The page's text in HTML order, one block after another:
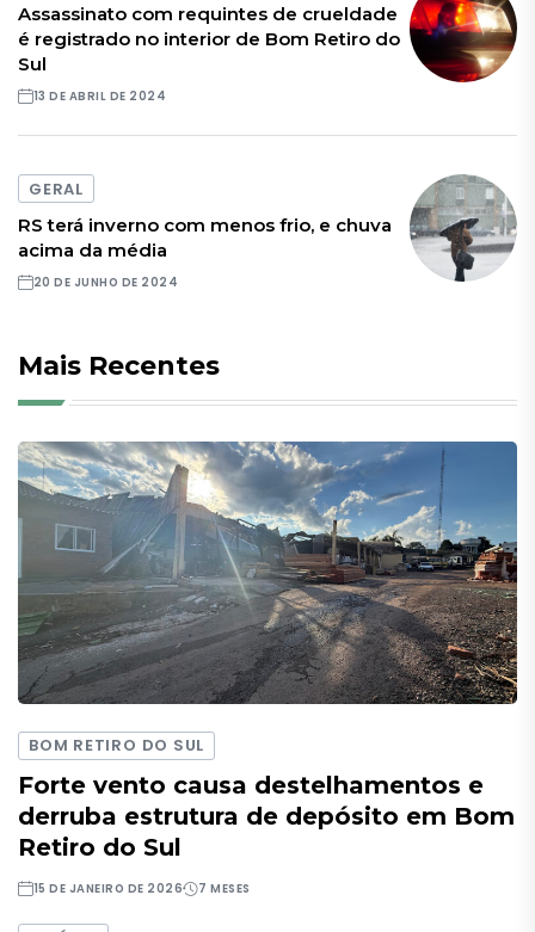
Assassinato com requintes de crueldade
é registrado no interior de Bom Retiro do
Sul
13 DE ABRIL DE 2024
GERAL
RS terá inverno com menos frio, e chuva
acima da média
20 DE JUNHO DE 2024
Mais Recentes
BOM RETIRO DO SUL
Forte vento causa destelhamentos e
derruba estrutura de depósito em Bom
Retiro do Sul
15 DE JANEIRO DE 2026 7 MESES